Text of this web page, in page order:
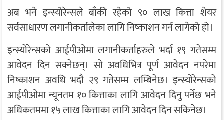
अब भने इन्स्योरेन्सले बाँकी रहेको ९० लाख कित्ता शेयर
सर्वसाधारण लगानीकर्तालेका लागि निष्काशन गर्न लागेको हो।
इन्स्योरेन्सको आईपीओमा लगानीकर्ताहरुले भर्दा १९ गतेसम्म
आवेदन दिन सक्नेछन्। सो अवधिभित्र पूर्ण आवेदन नपरेमा
निष्काशन अवधि भदौ २९ गतेसम्म लम्बिनेछ। इन्स्योरेन्सको
आईपीओमा न्यूनतम १० कित्ताका लागि आवेदन दिनु पर्नेछ भने
अधिकतममा १५ लाख कित्ताका लागि आवेदन दिन सकिनेछ।